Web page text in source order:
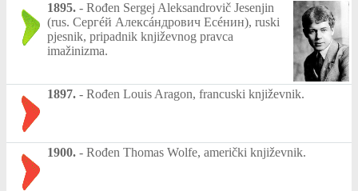
1895. - Rođen Sergej Aleksandrovič Jesenjin
(rus. Сергéй Алексáндрович Есéнин), ruski
pjesnik, pripadnik književnog pravca
imažinizma.
1897. - Rođen Louis Aragon, francuski književnik.
1900. - Rođen Thomas Wolfe, američki književnik.